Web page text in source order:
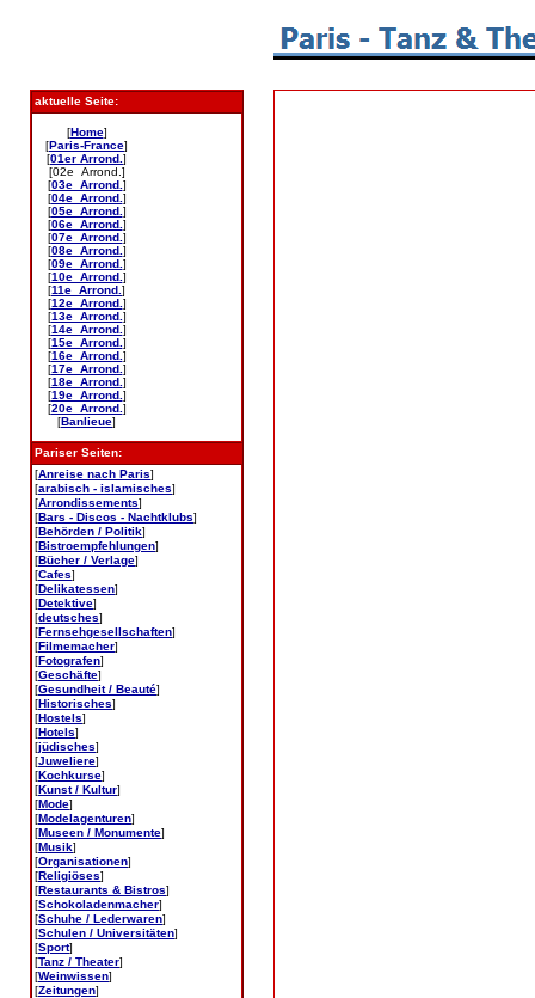
aktuelle Seite:
[Home]
[Paris-France]
[01er Arrond. ]
[02e Arrond.]
[03e Arrond. ]
[04e Arrond. ]
[05e Arrond. ]
[06e Arrond. ]
[07e Arrond. ]
[08e Arrond. ]
[09e Arrond. ]
[10e Arrond. ]
[11e Arrond. ]
[12e Arrond. ]
[13e Arrond. ]
[14e Arrond. ]
[15e Arrond. ]
[16e Arrond. ]
[17e Arrond. ]
[18e Arrond. ]
[19e Arrond. ]
[20e Arrond. ]
[Banlieue]
Pariser Seiten:
[Anreise nach Paris]
[arabisch - islamisches]
[Arrondissements]
[Bars - Discos - Nachtklubs]
[Behörden / Politik]
[Bistroempfehlungen]
[Bücher / Verlage]
[Cafes]
[Delikatessen]
[Detektive]
[deutsches]
[Fernsehgesellschaften]
[Filmemacher]
[Fotografen]
[Geschäfte]
[Gesundheit / Beauté]
[Historisches]
[Hostels]
[Hotels]
[jüdisches]
[Juweliere]
[Kochkurse]
[Kunst / Kultur]
[Mode]
[Modelagenturen]
[Museen / Monumente]
[Musik]
[Organisationen]
[Religiöses]
[Restaurants & Bistros]
[Schokoladenmacher]
[Schuhe / Lederwaren]
[Schulen / Universitäten]
[Sport]
[Tanz / Theater]
[Weinwissen]
[Zeitungen]